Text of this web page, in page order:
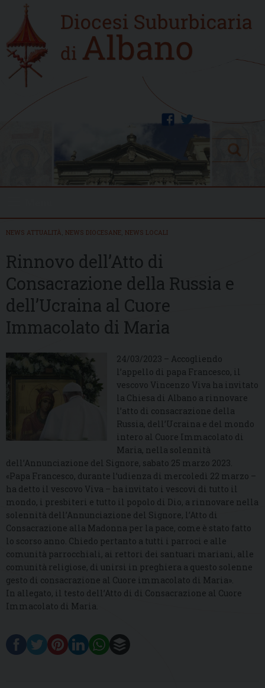
content
Home
new
twitter
facebook
Search
NEWS ATTUALITÀ NEWS DIOCESANE NEWS LOCALI
Rinnovo dell’Atto di
Consacrazione della Russia e
dell’Ucraina al Cuore
Immacolato di Maria
24/03/2023 – Accogliendo
l’appello di papa Francesco, il
vescovo Vincenzo Viva ha invitato
la Chiesa di Albano a rinnovare
l’atto di consacrazione della
Russia, dell’Ucraina e del mondo
intero al Cuore Immacolato di
Maria, nella solennità
dell’Annunciazione del Signore, sabato 25 marzo 2023.
«Papa Francesco, durante l’udienza di mercoledì 22 marzo –
ha detto il vescovo Viva – ha invitato i vescovi di tutto il
mondo, i presbiteri e tutto il popolo di Dio, a rinnovare nella
solennità dell’Annunciazione del Signore, l’Atto di
Consacrazione alla Madonna per la pace, come è stato fatto
lo scorso anno. Chiedo pertanto a tutti i parroci e alle
comunità parrocchiali, ai rettori dei santuari mariani, alle
comunità religiose, di unirsi in preghiera a questo solenne
gesto di consacrazione al Cuore immacolato di Maria».
In allegato, il testo dell’Atto di di Consacrazione al Cuore
Immacolato di Maria.